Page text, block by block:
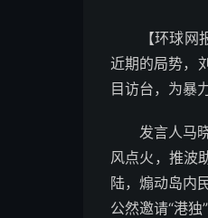
【环球网报
近期的局势，
目访台，为暴
发言人马晓
风点火，推波
陆，煽动岛内
公然邀请“港